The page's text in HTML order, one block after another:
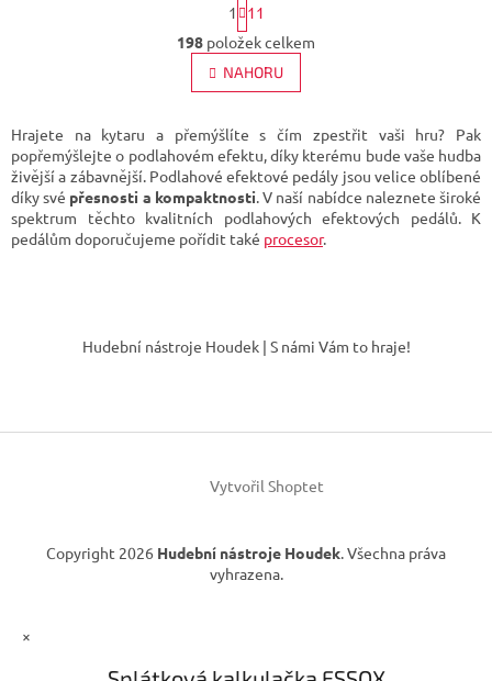
O
v
l
á
a
c
í
p
r
v
p
t
r
á
n
k
v
á
n
í
1
11
198 položek celkem
NAHORU
Hrajete na kytaru a přemýšlíte s čím zpestřit vaši hru? Pak
popřemýšlejte o podlahovém efektu, díky kterému bude vaše hudba
živější a zábavnější. Podlahové efektové pedály jsou velice oblíbené
díky své přesnosti a kompaktnosti. V naší nabídce naleznete široké
spektrum těchto kvalitních podlahových efektových pedálů. K
pedálům doporučujeme pořídit také procesor.
í
Hudební nástroje Houdek | S námi Vám to hraje!
Vytvořil Shoptet
Copyright 2026 Hudební nástroje Houdek. Všechna práva
vyhrazena.
×